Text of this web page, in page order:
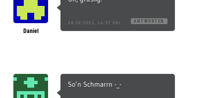
Daniel
28.02.2011, 14:37 Uhr ANTWORTEN
So’n Schmarrn -_-